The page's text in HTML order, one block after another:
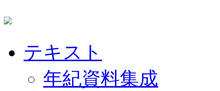
テキスト
年紀資料集成